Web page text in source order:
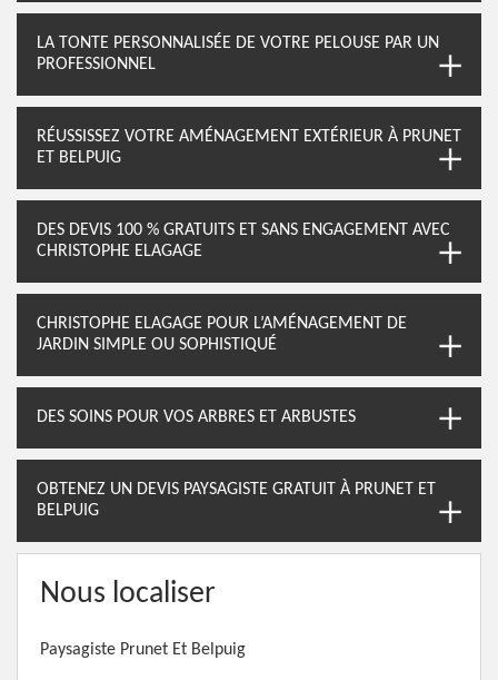
LA TONTE PERSONNALISÉE DE VOTRE PELOUSE PAR UN
PROFESSIONNEL
RÉUSSISSEZ VOTRE AMÉNAGEMENT EXTÉRIEUR À PRUNET
ET BELPUIG
DES DEVIS 100 % GRATUITS ET SANS ENGAGEMENT AVEC
CHRISTOPHE ELAGAGE
CHRISTOPHE ELAGAGE POUR L’AMÉNAGEMENT DE
JARDIN SIMPLE OU SOPHISTIQUÉ
DES SOINS POUR VOS ARBRES ET ARBUSTES
OBTENEZ UN DEVIS PAYSAGISTE GRATUIT À PRUNET ET
BELPUIG
Nous localiser
Paysagiste Prunet Et Belpuig